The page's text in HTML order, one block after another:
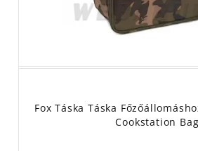
Fox Táska Táska
Cookstation Bag